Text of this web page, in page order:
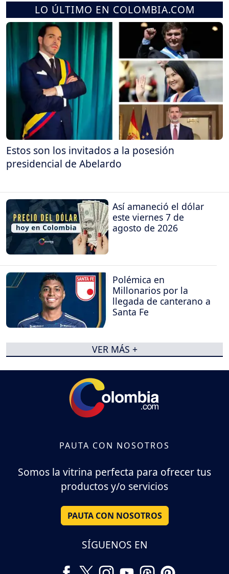
LO ÚLTIMO EN COLOMBIA.COM
Estos son los invitados a la posesión
presidencial de Abelardo
Así amaneció el dólar
este viernes 7 de
agosto de 2026
Polémica en
Millonarios por la
llegada de canterano a
Santa Fe
VER MÁS +
PAUTA CON NOSOTROS
Somos la vitrina perfecta para ofrecer tus
productos y/o servicios
PAUTA CON NOSOTROS
SÍGUENOS EN